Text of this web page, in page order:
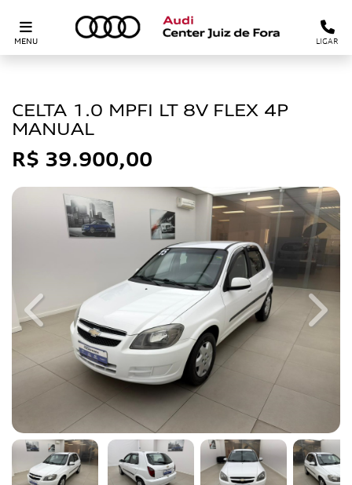
MENU LIGAR
CELTA 1.0 MPFI LT 8V FLEX 4P
MANUAL
R$ 39.900,00
Previous Next